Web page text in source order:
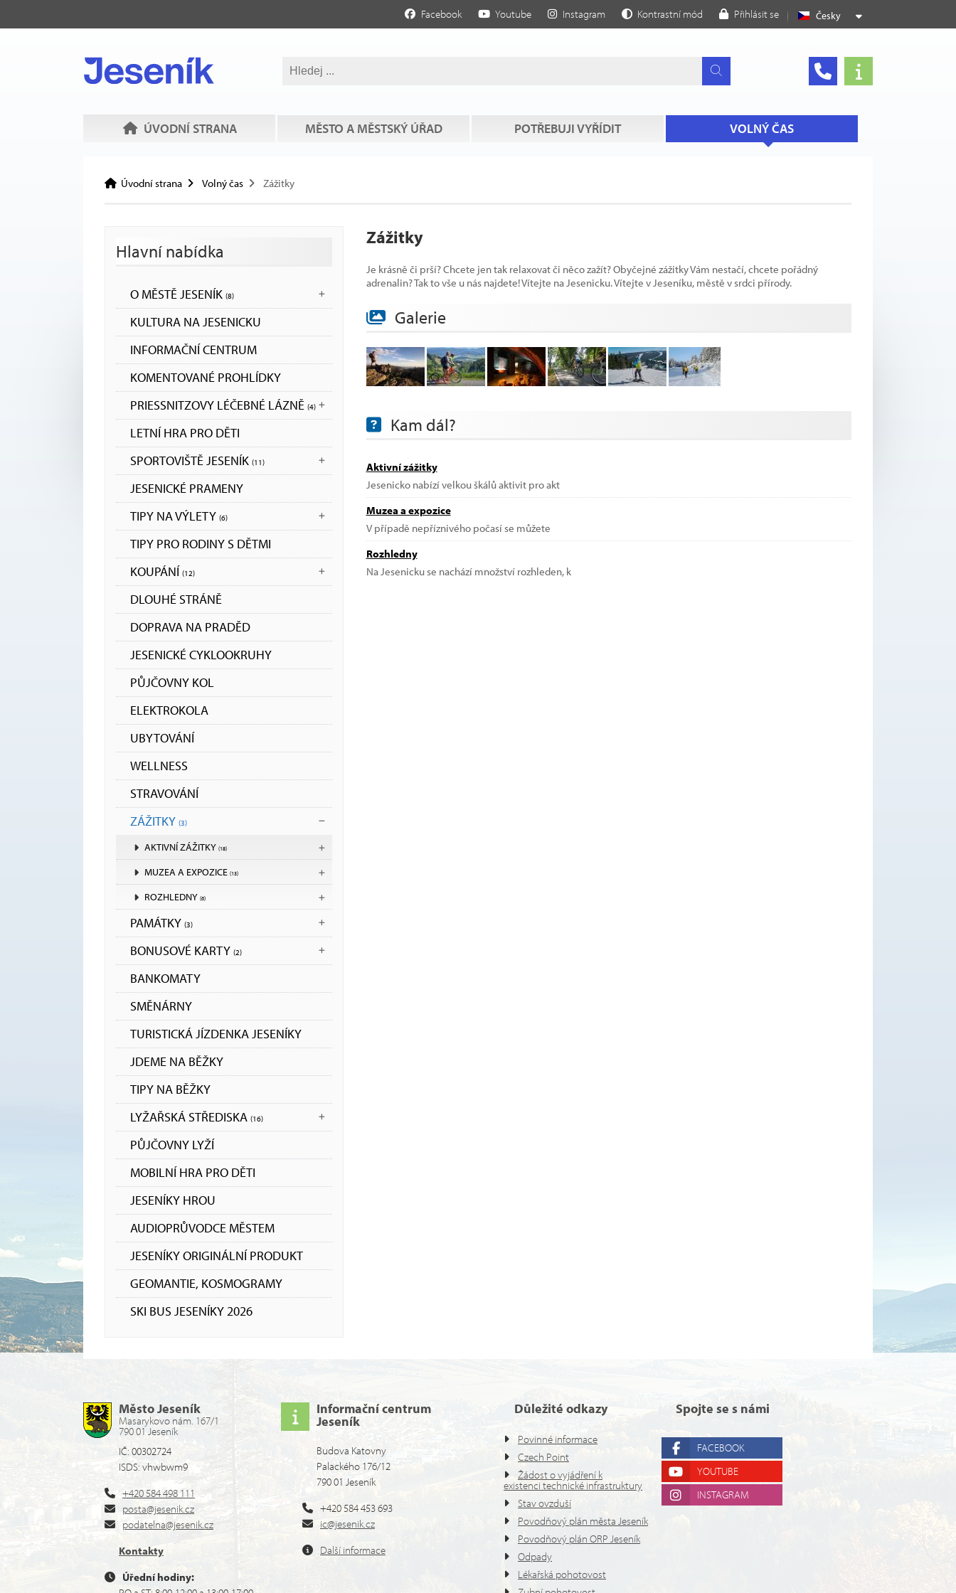
Česky
Facebook Youtube Instagram Kontrastní mód Přihlásit se
ÚVODNÍ STRANA MĚSTO A MĚSTSKÝ ÚŘAD POTŘEBUJI VYŘÍDIT VOLNÝ ČAS
Úvodní strana Volný čas Zážitky
Hlavní nabídka
O MĚSTĚ JESENÍK (8)
KULTURA NA JESENICKU
INFORMAČNÍ CENTRUM
KOMENTOVANÉ PROHLÍDKY
PRIESSNITZOVY LÉČEBNÉ LÁZNĚ (4)
LETNÍ HRA PRO DĚTI
SPORTOVIŠTĚ JESENÍK (11)
JESENICKÉ PRAMENY
TIPY NA VÝLETY (6)
TIPY PRO RODINY S DĚTMI
KOUPÁNÍ (12)
DLOUHÉ STRÁNĚ
DOPRAVA NA PRADĚD
JESENICKÉ CYKLOOKRUHY
PŮJČOVNY KOL
ELEKTROKOLA
UBYTOVÁNÍ
WELLNESS
STRAVOVÁNÍ
ZÁŽITKY (3)
AKTIVNÍ ZÁŽITKY (18)
MUZEA A EXPOZICE (13)
ROZHLEDNY (6)
PAMÁTKY (3)
BONUSOVÉ KARTY (2)
BANKOMATY
SMĚNÁRNY
TURISTICKÁ JÍZDENKA JESENÍKY
JDEME NA BĚŽKY
TIPY NA BĚŽKY
LYŽAŘSKÁ STŘEDISKA (16)
PŮJČOVNY LYŽÍ
MOBILNÍ HRA PRO DĚTI
JESENÍKY HROU
AUDIOPRŮVODCE MĚSTEM
JESENÍKY ORIGINÁLNÍ PRODUKT
GEOMANTIE, KOSMOGRAMY
SKI BUS JESENÍKY 2026
Zážitky
Je krásně či prší? Chcete jen tak relaxovat či něco zažít? Obyčejné zážitky Vám nestačí, chcete pořádný
adrenalin? Tak to vše u nás najdete! Vítejte na Jesenicku. Vítejte v Jeseníku, městě v srdci přírody.
Galerie
Kam dál?
Aktivní zážitky
Jesenicko nabízí velkou škálů aktivit pro akt
Muzea a expozice
V případě nepříznivého počasí se můžete
Rozhledny
Na Jesenicku se nachází množství rozhleden, k
Město Jeseník
Masarykovo nám. 167/1
790 01 Jeseník
IČ: 00302724
ISDS: vhwbwm9
+420 584 498 111
posta@jesenik.cz
podatelna@jesenik.cz
Kontakty
Úřední hodiny:
Informační centrum
Jeseník
Budova Katovny
Palackého 176/12
790 01 Jeseník
+420 584 453 693
ic@jesenik.cz
Další informace
Důležité odkazy
Povinné informace
Czech Point
Žádost o vyjádření k
existenci technické infrastruktury
Stav ovzduší
Povodňový plán města Jeseník
Povodňový plán ORP Jeseník
Odpady
Lékařská pohotovost
Spojte se s námi
FACEBOOK
YOUTUBE
INSTAGRAM